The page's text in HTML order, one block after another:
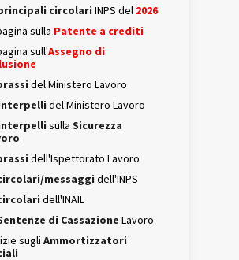
circolari INPS del 2026
sulla Patente a crediti
sull'Assegno di
del Ministero Lavoro
del Ministero Lavoro
sulla Sicurezza
dell'Ispettorato Lavoro
messaggi dell'INPS
dell'INAIL
di Cassazione Lavoro
sugli Ammortizzatori